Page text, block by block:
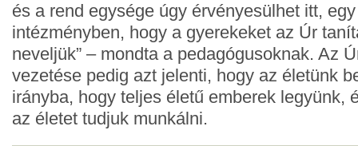
és a rend egysége úgy érvényesülhet itt,
intézményben, hogy a gyerekeket az Úr
neveljük” – mondta a pedagógusoknak. Az
vezetése pedig azt jelenti, hogy az életünk
irányba, hogy teljes életű emberek legyünk,
az életet tudjuk munkálni.